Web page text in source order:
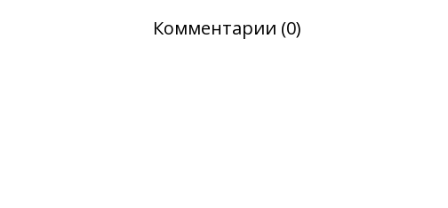
Комментарии (0)